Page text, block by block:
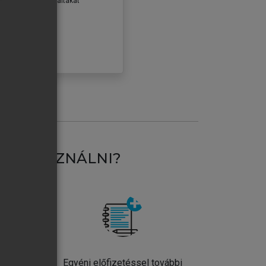
HASZNÁLNI?
Egyéni előfizetéssel további